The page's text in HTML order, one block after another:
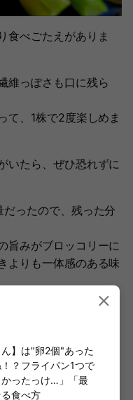
食べごたえがありま
維っぽさも口に残ら
て、1株で2度楽しめま
いたら、ぜひ恐れずに
ったので、残った分
旨みがブロッコリーに
よりも一体感のある味
たい！
"ツナ缶×ブロッ
ん】は"卵2個"あった
？フライパン1つで
かったっけ…」「最
食べ方